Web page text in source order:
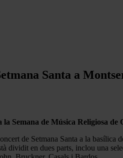
Santa a
Semana de Música Religiosa de
de Setmana Santa a la
en dues parts, inclou una